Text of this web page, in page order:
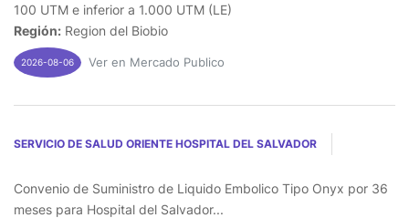
100 UTM e inferior a 1.000 UTM (LE)
Región: Region del Biobio
2026-08-06 Ver en Mercado Publico
SERVICIO DE SALUD ORIENTE HOSPITAL DEL SALVADOR
Convenio de Suministro de Liquido Embolico Tipo Onyx por 36
meses para Hospital del Salvador...